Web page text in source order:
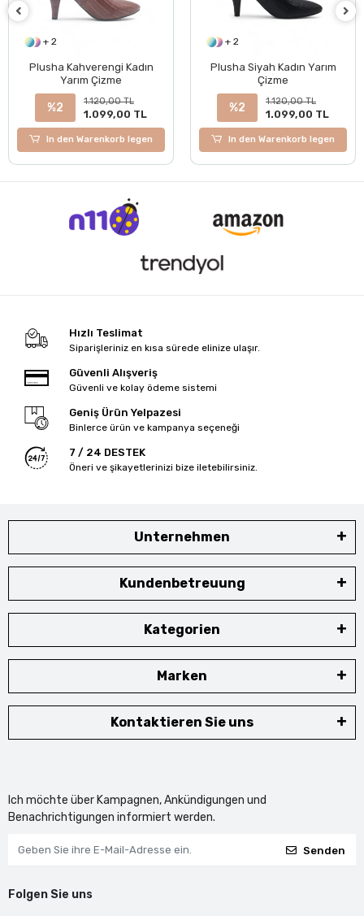
+ 2
Plusha Kahverengi Kadın
Yarım Çizme
%2 1.120,00 TL
1.099,00 TL
In den Warenkorb legen
+ 2
Plusha Siyah Kadın Yarım
Çizme
%2 1.120,00 TL
1.099,00 TL
In den Warenkorb legen
Hızlı Teslimat
Siparişleriniz en kısa sürede elinize ulaşır.
Güvenli Alışveriş
Güvenli ve kolay ödeme sistemi
Geniş Ürün Yelpazesi
Binlerce ürün ve kampanya seçeneği
7 / 24 DESTEK
Öneri ve şikayetlerinizi bize iletebilirsiniz.
Unternehmen
Kundenbetreuung
Kategorien
Marken
Kontaktieren Sie uns
Ich möchte über Kampagnen, Ankündigungen und
Benachrichtigungen informiert werden.
Senden
Folgen Sie uns